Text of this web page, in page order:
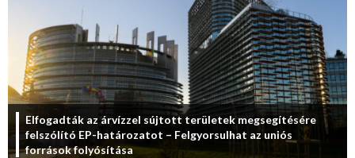
Elfogadták az árvízzel sújtott területek megsegítésére
felszólító EP-határozatot – Felgyorsulhat az uniós
források folyósítása